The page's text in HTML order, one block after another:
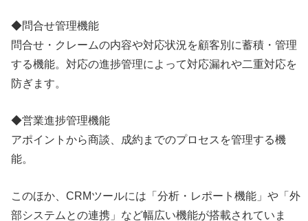
◆問合せ管理機能
問合せ・クレームの内容や対応状況を顧客別に蓄積・管理
する機能。対応の進捗管理によって対応漏れや二重対応を
防ぎます。
◆営業進捗管理機能
アポイントから商談、成約までのプロセスを管理する機
能。
このほか、CRMツールには「分析・レポート機能」や「外
部システムとの連携」など幅広い機能が搭載されていま